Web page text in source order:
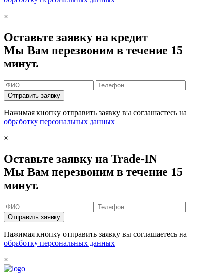
×
Оставьте заявку на кредит
Мы Вам перезвоним в течение 15
минут.
Отправить заявку
Нажимая кнопку отправить заявку вы соглашаетесь на
обработку персональных данных
×
Оставьте заявку на Trade-IN
Мы Вам перезвоним в течение 15
минут.
Отправить заявку
Нажимая кнопку отправить заявку вы соглашаетесь на
обработку персональных данных
×